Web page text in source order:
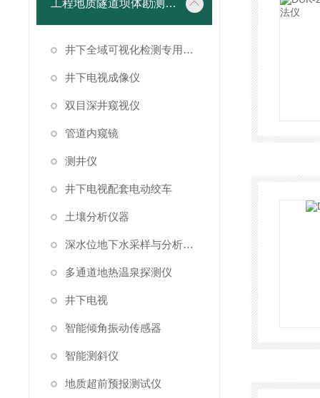
工程地质隧道坝体勘测仪器
井下全域可视化检测专用成像设备
井下电视成像仪
双目深井窥视仪
管道内窥镜
测井仪
井下电视配套电动绞车
土壤分析仪器
深水位地下水采样与分析系统
多通道地热温泉探测仪
井下电视
智能倾角振动传感器
智能测斜仪
地质超前预报测试仪